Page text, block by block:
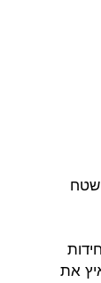
מתוכם הם שטח
את